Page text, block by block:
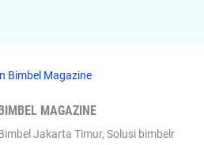
MAGAZINE
Jakarta Timur, Solusi bimbelr